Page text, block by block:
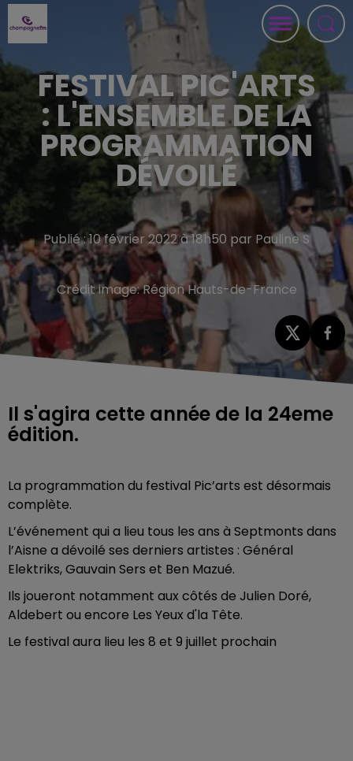
FESTIVAL PIC'ARTS
: L'ENSEMBLE DE LA
PROGRAMMATION
DÉVOILÉ
Publié : 10 février 2022 à 18h50 par Pauline S
Crédit image:Région Hauts-de-France
Il s'agira cette année de la 24eme
édition.
La programmation du festival Pic’arts est désormais
complète.
L’événement qui a lieu tous les ans à Septmonts dans
l’Aisne a dévoilé ses derniers artistes : Général
Elektriks, Gauvain Sers et Ben Mazué.
Ils joueront notamment aux côtés de Julien Doré,
Aldebert ou encore Les Yeux d'la Tête.
Le festival aura lieu les 8 et 9 juillet prochain